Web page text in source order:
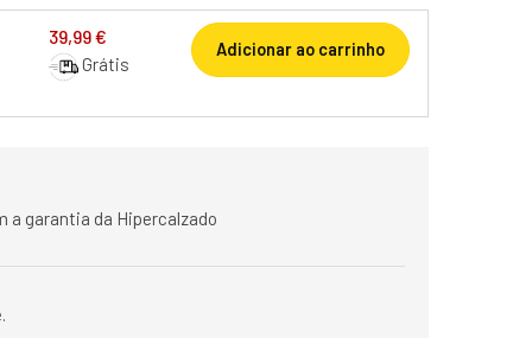
39,99 €
Grátis
Adicionar ao carrinho
a garantia da Hipercalzado